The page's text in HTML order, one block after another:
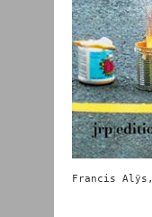
Francis Alÿs,